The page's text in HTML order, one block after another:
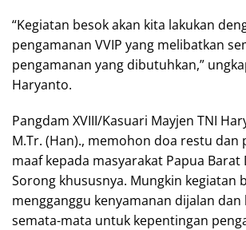
“Kegiatan besok akan kita lakukan
pengamanan VVIP yang melibatkan
pengamanan yang dibutuhkan,”
Haryanto.
Pangdam XVIII/Kasuari Mayjen TNI
M.Tr. (Han)., memohon doa restu dan
maaf kepada masyarakat Papua Barat
Sorong khususnya. Mungkin kegiatan
mengganggu kenyamanan dijalan dan
semata-mata untuk kepentingan